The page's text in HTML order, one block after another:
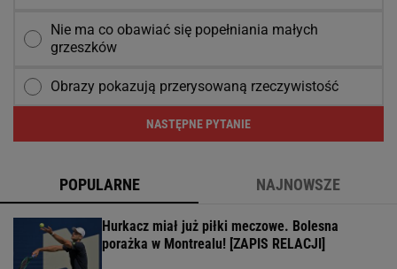
Nie ma co obawiać się popełniania małych
grzeszków
Obrazy pokazują przerysowaną rzeczywistość
NASTĘPNE PYTANIE
POPULARNE NAJNOWSZE
Hurkacz miał już piłki meczowe. Bolesna
porażka w Montrealu! [ZAPIS RELACJI]